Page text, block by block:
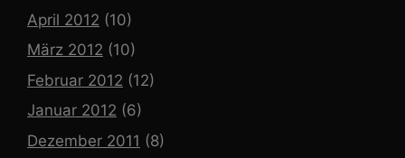
April 2012 (10)
März 2012 (10)
Februar 2012 (12)
Januar 2012 (6)
Dezember 2011 (8)